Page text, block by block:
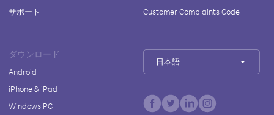
サポート
Customer Complaints Code
ダウンロード
Android
iPhone & iPad
Windows PC
日本語